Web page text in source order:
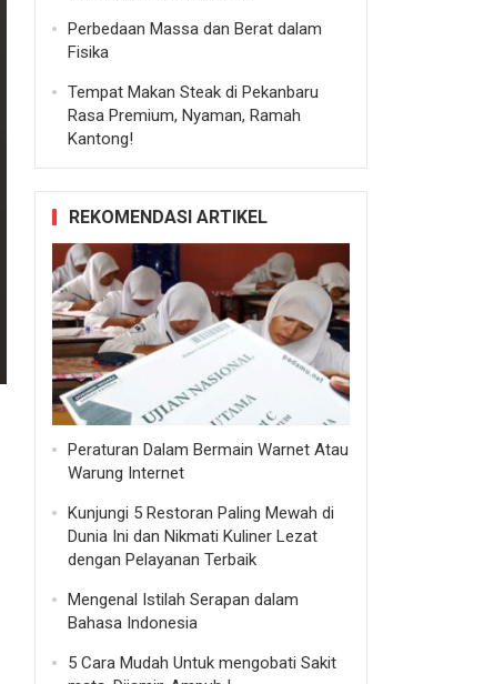
Perbedaan Massa dan Berat dalam
Fisika
Tempat Makan Steak di Pekanbaru
Rasa Premium, Nyaman, Ramah
Kantong!
REKOMENDASI ARTIKEL
Peraturan Dalam Bermain Warnet Atau
Warung Internet
Kunjungi 5 Restoran Paling Mewah di
Dunia Ini dan Nikmati Kuliner Lezat
dengan Pelayanan Terbaik
Mengenal Istilah Serapan dalam
Bahasa Indonesia
5 Cara Mudah Untuk mengobati Sakit